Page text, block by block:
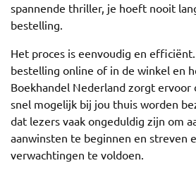
spannende thriller, je hoeft nooit
bestelling.
Het proces is eenvoudig en
bestelling online of in de winkel en
Boekhandel Nederland zorgt ervoor
snel mogelijk bij jou thuis worden
dat lezers vaak ongeduldig zijn om
aanwinsten te beginnen en streven
verwachtingen te voldoen.